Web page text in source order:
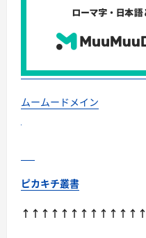
の
比
予
約
つ
い
ムームードメイン
ピカキチ叢書
↑↑↑↑↑↑↑↑↑↑↑↑↑